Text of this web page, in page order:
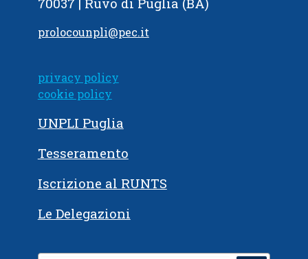
prolocounpli@pec.it
privacy policy
cookie policy
UNPLI Puglia
Tesseramento
Iscrizione al RUNTS
Le Delegazioni